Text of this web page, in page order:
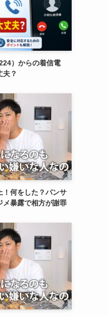
）からの着信電
夫？
！何をした？パンサ
メ暴露で相方が謝罪